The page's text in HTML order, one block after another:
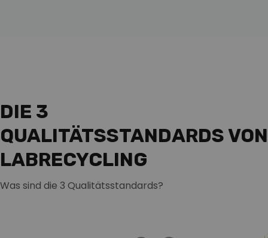
DIE 3
QUALITÄTSSTANDARDS VON
LABRECYCLING
Was sind die 3 Qualitätsstandards?